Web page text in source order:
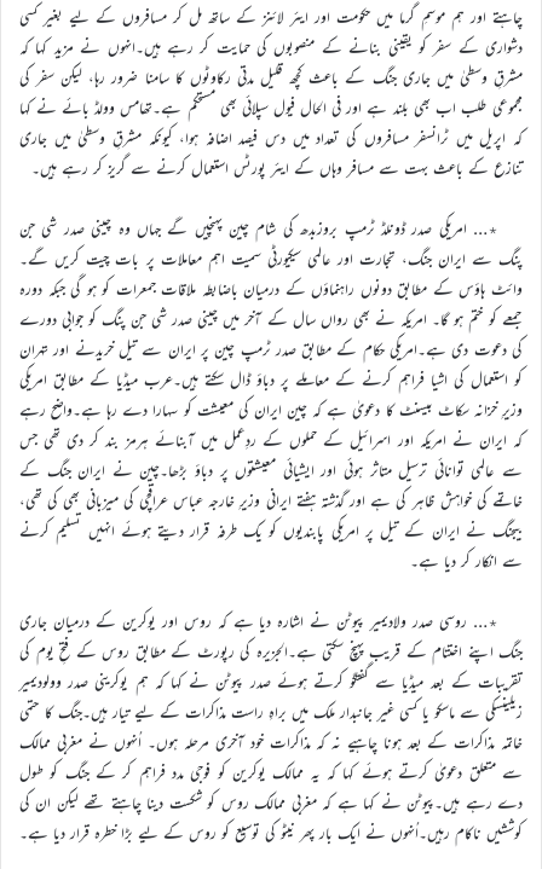
چاہتے اور ہم موسمِ گرما میں حکومت اور ایئر لائنز کے ساتھ مل کر مسافروں کے لیے بغیر کسی
دشواری کے سفر کو یقینی بنانے کے منصوبوں کی حمایت کر رہے ہیں۔انہوں نے مزید کہا کہ
مشرقِ وسطیٰ میں جاری جنگ کے باعث کچھ قلیل مدتی رکاوٹوں کا سامنا ضرور رہا، لیکن سفر کی
مجموعی طلب اب بھی بلند ہے اور فی الحال فیول سپلائی بھی مستحکم ہے۔تھامس وولڈ بائے نے کہا
کہ اپریل میں ٹرانسفر مسافروں کی تعداد میں دس فیصد اضافہ ہوا، کیونکہ مشرقِ وسطیٰ میں جاری
تنازع کے باعث بہت سے مسافر وہاں کے ایئر پورٹس استعمال کرنے سے گریز کر رہے ہیں۔
٭… امریکی صدر ڈونلڈ ٹرمپ بروزبدھ کی شام چین پہنچیں گے جہاں وہ چینی صدر شی جن
پنگ سے ایران جنگ، تجارت اور عالمی سیکیورٹی سمیت اہم معاملات پر بات چیت کریں گے۔
وائٹ ہاؤس کے مطابق دونوں راہنماؤں کے درمیان باضابطہ ملاقات جمعرات کو ہو گی جبکہ دورہ
جمعے کو ختم ہو گا۔ امریکہ نے بھی رواں سال کے آخر میں چینی صدر شی جن پنگ کو جوابی دورے
کی دعوت دی ہے۔امریکی حکام کے مطابق صدر ٹرمپ چین پر ایران سے تیل خریدنے اور تہران
کو استعمال کی اشیا فراہم کرنے کے معاملے پر دباؤ ڈال سکتے ہیں۔عرب میڈیا کے مطابق امریکی
وزیرِ خزانہ سکاٹ بیسنٹ کا دعویٰ ہے کہ چین ایران کی معیشت کو سہارا دے رہا ہے۔واضح رہے
کہ ایران نے امریکہ اور اسرائیل کے حملوں کے ردِعمل میں آبنائے ہرمز بند کر دی تھی جس
سے عالمی توانائی ترسیل متاثر ہوئی اور ایشیائی معیشتوں پر دباؤ بڑھا۔چین نے ایران جنگ کے
خاتمے کی خواہش ظاہر کی ہے اور گذشتہ ہفتے ایرانی وزیرِ خارجہ عباس عراقچی کی میزبانی بھی کی تھی،
بیجنگ نے ایران کے تیل پر امریکی پابندیوں کو یک طرفہ قرار دیتے ہوئے انہیں تسلیم کرنے
سے انکار کر دیا ہے۔
٭… روسی صدر ولادیمیر پیوٹن نے اشارہ دیا ہے کہ روس اور یوکرین کے درمیان جاری
جنگ اپنے اختتام کے قریب پہنچ سکتی ہے۔الجزیرہ کی رپورٹ کے مطابق روس کے فتحِ یوم کی
تقریبات کے بعد میڈیا سے گفتگو کرتے ہوئے صدر پیوٹن نے کہا کہ ہم یوکرینی صدر وولودیمیر
زیلینسکی سے ماسکو یا کسی غیر جانبدار ملک میں براہِ راست مذاکرات کے لیے تیار ہیں۔جنگ کا حتمی
خاتمہ مذاکرات کے بعد ہونا چاہیے نہ کہ مذاکرات خود آخری مرحلہ ہوں۔ اُنہوں نے مغربی ممالک
سے متعلق دعویٰ کرتے ہوئے کہا کہ یہ ممالک یوکرین کو فوجی مدد فراہم کر کے جنگ کو طول
دے رہے ہیں۔پیوٹن نے کہا ہے کہ مغربی ممالک روس کو شکست دینا چاہتے تھے لیکن ان کی
کوششیں ناکام رہیں۔اُنہوں نے ایک بار پھر نیٹو کی توسیع کو روس کے لیے بڑا خطرہ قرار دیا ہے۔